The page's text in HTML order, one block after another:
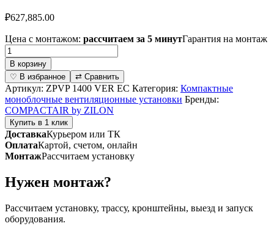
₽627,885.00
Цена с монтажом: рассчитаем за 5 минутГарантия на монтаж
Количество
товара
Приточно-
вытяжная
вентиляционная
установка
серии
ZPVP
1400
VER
EC
В корзину
♡ В избранное
⇄ Сравнить
Артикул: ZPVP 1400 VER EC Категория: Компактные
моноблочные вентиляционные установки Бренды:
COMPACTAIR by ZILON
Купить в 1 клик
ДоставкаКурьером или ТК
ОплатаКартой, счетом, онлайн
МонтажРассчитаем установку
Нужен монтаж?
Рассчитаем установку, трассу, кронштейны, выезд и запуск
оборудования.